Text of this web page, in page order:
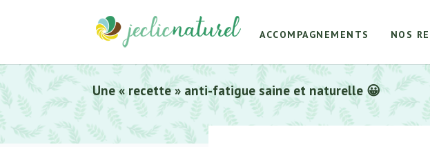
ACCOMPAGNEMENTS NOS
Une « recette » anti-fatigue saine et naturelle 😀